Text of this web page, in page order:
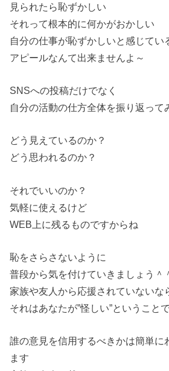
見られたら恥ずかしい
それって根本的に何かがおかしい
自分の仕事が恥ずかしいと感じてい
アピールなんて出来ませんよ～
SNSへの投稿だけでなく
自分の活動の仕方全体を振り返って
どう見えているのか？
どう思われるのか？
それでいいのか？
気軽に使えるけど
WEB上に残るものですからね
恥をさらさないように
普段から気を付けていきましょう＾
家族や友人から応援されていないな
それはあなたが”怪しい”ということ
誰の意見を信用するべきかは簡単に
ます